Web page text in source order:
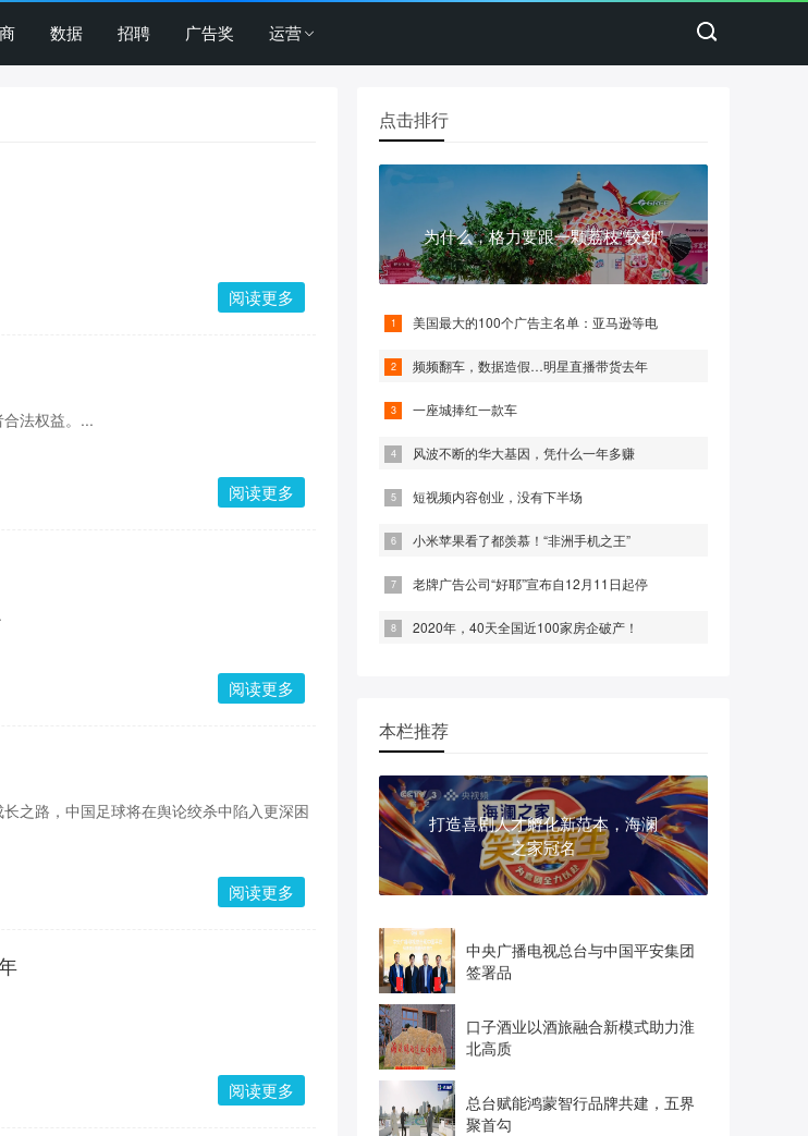
数据 招聘 广告奖 运营
阅读更多
法权益。...
阅读更多
阅读更多
之路，中国足球将在舆论绞杀中陷入更深困
阅读更多
阅读更多
点击排行
为什么，格力要跟一颗荔枝“较劲”
美国最大的100个广告主名单：亚马逊等电
频频翻车，数据造假…明星直播带货去年
一座城捧红一款车
风波不断的华大基因，凭什么一年多赚
短视频内容创业，没有下半场
小米苹果看了都羡慕！“非洲手机之王”
老牌广告公司“好耶”宣布自12月11日起停
2020年，40天全国近100家房企破产！
本栏推荐
打造喜剧人才孵化新范本，海澜
之家冠名
中央广播电视总台与中国平安集团
签署品
口子酒业以酒旅融合新模式助力淮
北高质
总台赋能鸿蒙智行品牌共建，五界
聚首勾